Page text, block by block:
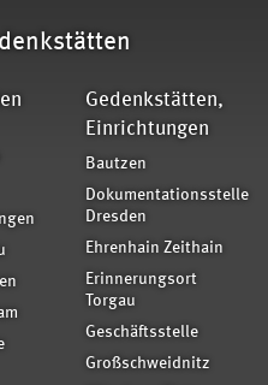
Gedenkstätten,
Einrichtungen
Bautzen
Dokumentationsstelle
Dresden
Ehrenhain Zeithain
Erinnerungsort
Torgau
Geschäftsstelle
Großschweidnitz